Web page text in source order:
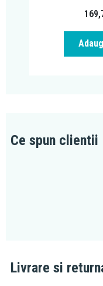
Ce spun clientii
Livrare si